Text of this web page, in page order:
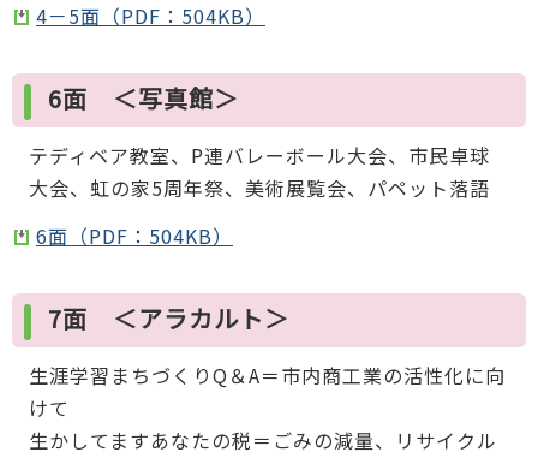
4－5面（PDF：504KB）
6面 ＜写真館＞
テディベア教室、P連バレーボール大会、市民卓球
大会、虹の家5周年祭、美術展覧会、パペット落語
6面（PDF：504KB）
7面 ＜アラカルト＞
生涯学習まちづくりQ＆A＝市内商工業の活性化に向
けて
生かしてますあなたの税＝ごみの減量、リサイクル